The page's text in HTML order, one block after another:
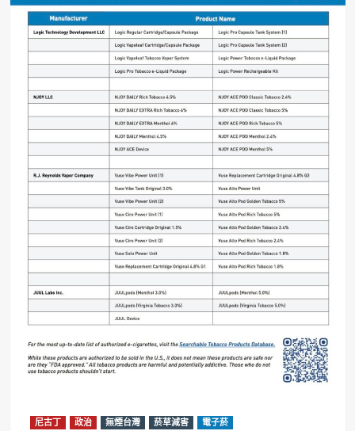
尼古丁 政治 無煙台灣 菸草減害 電子菸